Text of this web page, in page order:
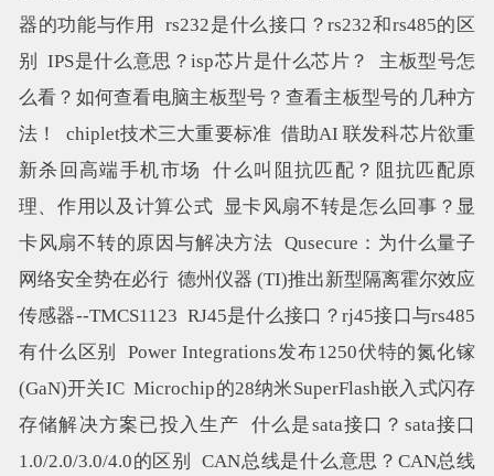
器的功能与作用
rs232是什么接口？rs232和rs485的区
别
IPS是什么意思？isp芯片是什么芯片？
主板型号怎
么看？如何查看电脑主板型号？查看主板型号的几种方
法！
chiplet技术三大重要标准 借助AI 联发科芯片欲重
新杀回高端手机市场
什么叫阻抗匹配？阻抗匹配原
理、作用以及计算公式
显卡风扇不转是怎么回事？显
卡风扇不转的原因与解决方法 Qusecure：为什么量子
网络安全势在必行 德州仪器 (TI)推出新型隔离霍尔效应
传感器--TMCS1123 RJ45是什么接口？rj45接口与rs485
有什么区别
Power Integrations发布1250伏特的氮化镓
(GaN)开关IC Microchip的28纳米SuperFlash嵌入式闪存
存储解决方案已投入生产
什么是sata接口？sata接口
1.0/2.0/3.0/4.0的区别
CAN总线是什么意思？CAN总线